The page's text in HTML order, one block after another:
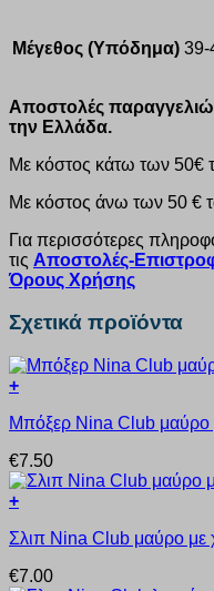
Μέγεθος (Υπόδημα) 39-
Αποστολές
την Ελλάδα.
Με κόστος κάτω των 50€
Με κόστος άνω των 50 €
Για περισσότερες
τις Αποστολές-
Όρους Χρήσης
Σχετικά προϊόντα
+
το
έχει
πολλαπλές
παραλλαγές.
επιλογές
να
Μπόξερ Nina Club μαύρο
€7.50
+
το
έχει
Σλιπ Nina Club μαύρο με
€7.00